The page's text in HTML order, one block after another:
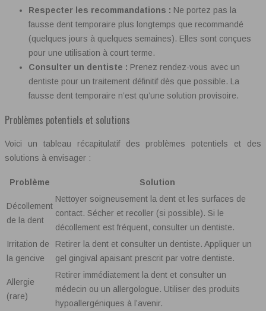
Respecter les recommandations : Ne portez pas la
fausse dent temporaire plus longtemps que recommandé
(quelques jours à quelques semaines). Elles sont conçues
pour une utilisation à court terme.
Consulter un dentiste : Prenez rendez-vous avec un
dentiste pour un traitement définitif dès que possible. La
fausse dent temporaire n’est qu’une solution provisoire.
Problèmes potentiels et solutions
Voici un tableau récapitulatif des problèmes potentiels et des
solutions à envisager :
Problème Solution
Décollement
de la dent
Nettoyer soigneusement la dent et les surfaces de
contact. Sécher et recoller (si possible). Si le
décollement est fréquent, consulter un dentiste.
Irritation de
la gencive
Retirer la dent et consulter un dentiste. Appliquer un
gel gingival apaisant prescrit par votre dentiste.
Allergie
(rare)
Retirer immédiatement la dent et consulter un
médecin ou un allergologue. Utiliser des produits
hypoallergéniques à l’avenir.